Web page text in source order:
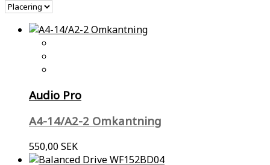
Audio Pro
A4-14/A2-2 Omkantning
550,00 SEK